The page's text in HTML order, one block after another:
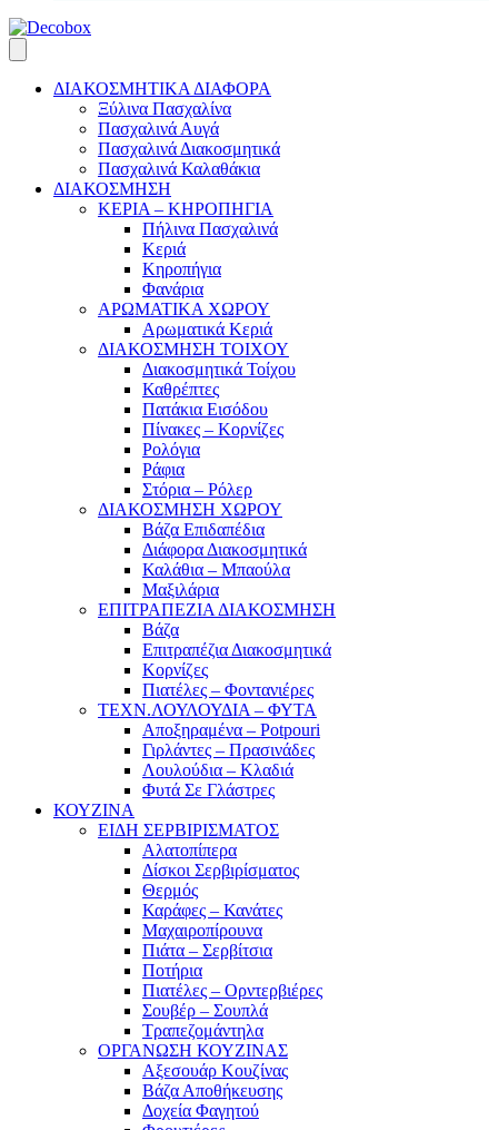
ΔΙΑΚΟΣΜΗΤΙΚΑ ΔΙΑΦΟΡΑ
Ξύλινα Πασχαλίνα
Πασχαλινά Αυγά
Πασχαλινά Διακοσμητικά
Πασχαλινά Καλαθάκια
ΔΙΑΚΟΣΜΗΣΗ
ΚΕΡΙΑ – ΚΗΡΟΠΗΓΙΑ
Πήλινα Πασχαλινά
Κεριά
Κηροπήγια
Φανάρια
ΑΡΩΜΑΤΙΚΑ ΧΩΡΟΥ
Αρωματικά Κεριά
ΔΙΑΚΟΣΜΗΣΗ ΤΟΙΧΟΥ
Διακοσμητικά Τοίχου
Καθρέπτες
Πατάκια Εισόδου
Πίνακες – Κορνίζες
Ρολόγια
Ράφια
Στόρια – Ρόλερ
ΔΙΑΚΟΣΜΗΣΗ ΧΩΡΟΥ
Βάζα Επιδαπέδια
Διάφορα Διακοσμητικά
Καλάθια – Μπαούλα
Μαξιλάρια
ΕΠΙΤΡΑΠΕΖΙΑ ΔΙΑΚΟΣΜΗΣΗ
Βάζα
Επιτραπέζια Διακοσμητικά
Κορνίζες
Πιατέλες – Φοντανιέρες
ΤΕΧΝ.ΛΟΥΛΟΥΔΙΑ – ΦΥΤΑ
Αποξηραμένα – Potpouri
Γιρλάντες – Πρασινάδες
Λουλούδια – Κλαδιά
Φυτά Σε Γλάστρες
ΚΟΥΖΙΝΑ
ΕΙΔΗ ΣΕΡΒΙΡΙΣΜΑΤΟΣ
Αλατοπίπερα
Δίσκοι Σερβιρίσματος
Θερμός
Καράφες – Κανάτες
Μαχαιροπίρουνα
Πιάτα – Σερβίτσια
Ποτήρια
Πιατέλες – Ορντερβιέρες
Σουβέρ – Σουπλά
Τραπεζομάντηλα
ΟΡΓΑΝΩΣΗ ΚΟΥΖΙΝΑΣ
Αξεσουάρ Κουζίνας
Βάζα Αποθήκευσης
Δοχεία Φαγητού